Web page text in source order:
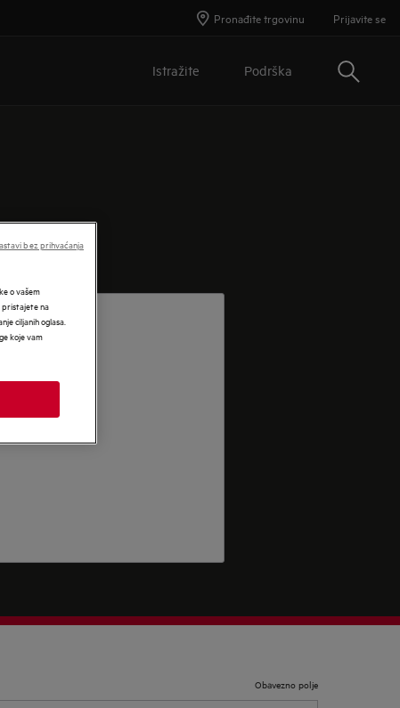
Pronađite trgovinu Prijavite se
Istražite Podrška Traži
Obavezno polje
o vašem
pristajete na
ciljanih oglasa.
koje vam
bez prihvaćanja